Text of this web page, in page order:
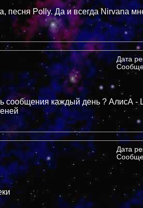
песня Polly. Да и всегда Nirvana
Дата
сообщения каждый день ? АлисА -
Дата